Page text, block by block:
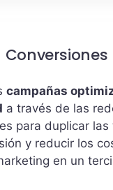
Conversiones
campañas
a través de las
para duplicar las
y reducir los
en un